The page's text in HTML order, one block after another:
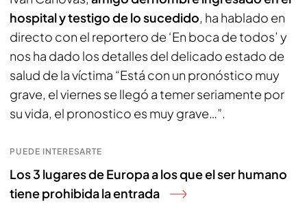
hospital y testigo de lo sucedido, ha hablado en
directo con el reportero de ‘En boca de todos’ y
nos ha dado los detalles del delicado estado de
salud de la víctima “Está con un pronóstico muy
grave, el viernes se llegó a temer seriamente por
su vida, el pronostico es muy grave…”.
PUEDE INTERESARTE
Los 3 lugares de Europa a los que el ser humano
tiene prohibida la entrada